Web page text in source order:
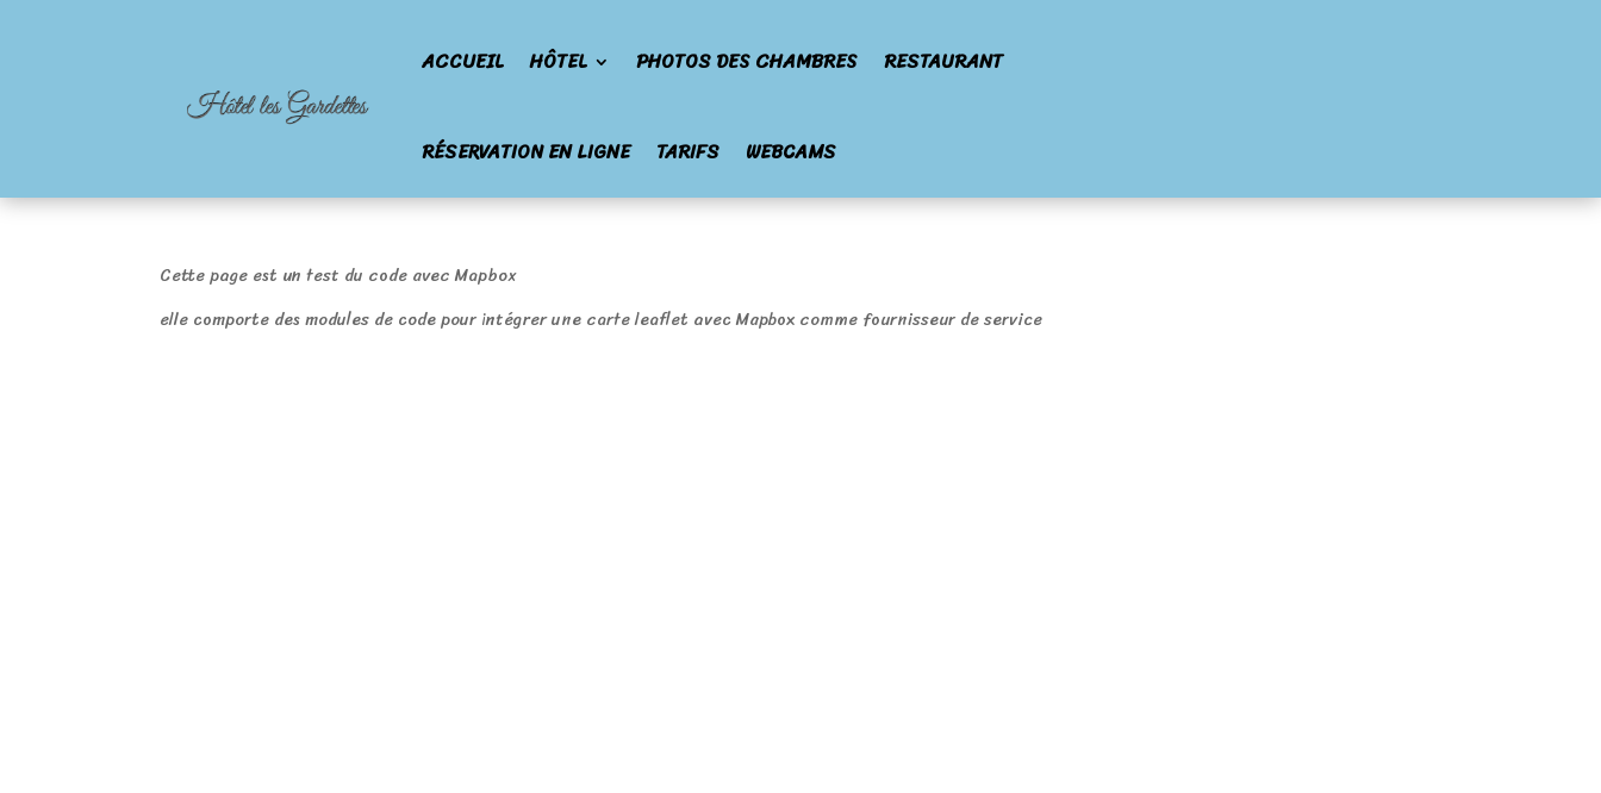
ACCUEIL HÔTEL PHOTOS DES CHAMBRES RESTAURANT
RÉSERVATION EN LIGNE TARIFS WEBCAMS
Cette page est un test du code avec Mapbox
elle comporte des modules de code pour intégrer une carte leaflet avec Mapbox comme fournisseur de service